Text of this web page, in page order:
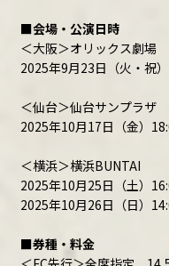
■会場・公演日時
＜大阪＞オリックス劇場
2025年9月23日（火・祝
＜仙台＞仙台サンプラザ
2025年10月17日（金）
＜横浜＞横浜BUNTAI
2025年10月25日（土）
2025年10月26日（日）
■券種・料金